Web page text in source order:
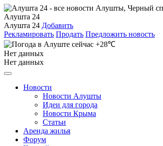
Алушта 24
Алушта 24 Добавить
Рекламировать Продать Предложить новость
+28℃
Нет данных
Нет данных
Новости
Новости Алушты
Идеи для города
Новости Крыма
Статьи
Аренда жилья
Форум